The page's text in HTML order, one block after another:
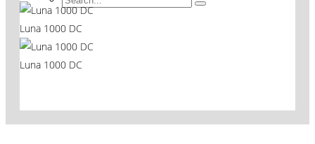
Luna 1000 DC
Luna 1000 DC